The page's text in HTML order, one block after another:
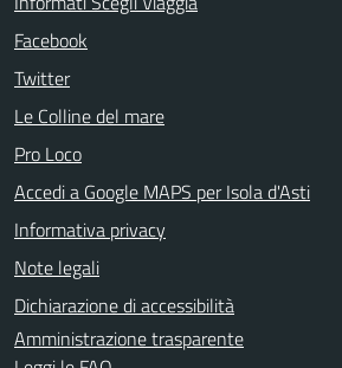
Facebook
Twitter
Le Colline del mare
Pro Loco
Accedi a Google MAPS per Isola d'Asti
Informativa privacy
Note legali
Dichiarazione di accessibilità
Amministrazione trasparente